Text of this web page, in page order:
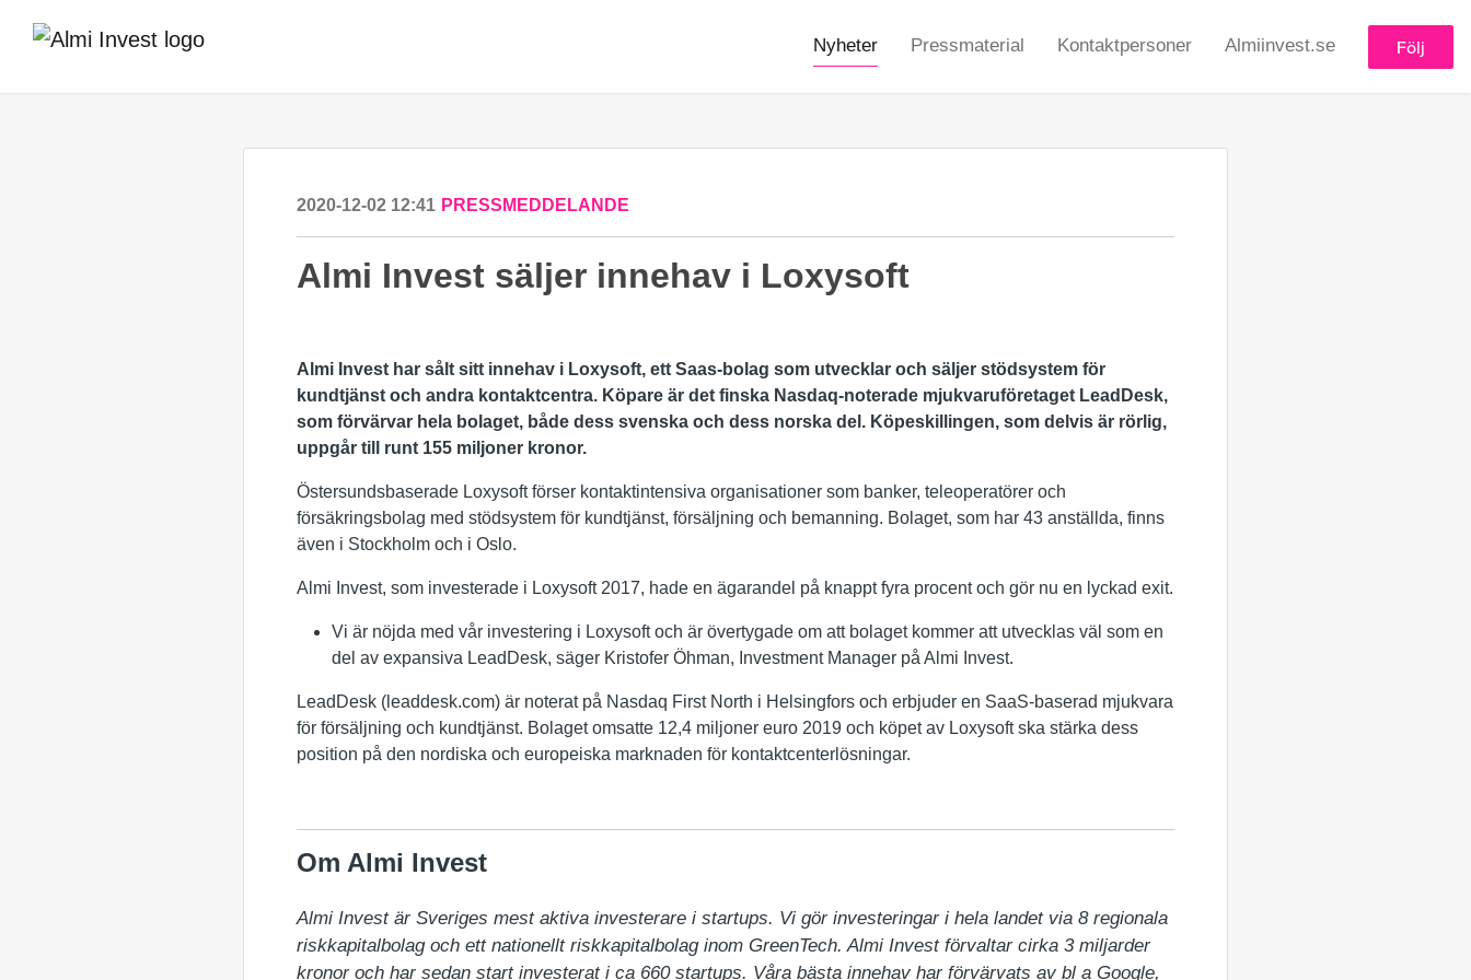
Nyheter Pressmaterial Kontaktpersoner Almiinvest.se Följ
2020-12-02 12:41 PRESSMEDDELANDE
Almi Invest säljer innehav i Loxysoft
Almi Invest har sålt sitt innehav i Loxysoft, ett Saas-bolag som utvecklar och säljer stödsystem för
kundtjänst och andra kontaktcentra. Köpare är det finska Nasdaq-noterade mjukvaruföretaget LeadDesk,
som förvärvar hela bolaget, både dess svenska och dess norska del. Köpeskillingen, som delvis är rörlig,
uppgår till runt 155 miljoner kronor.
Östersundsbaserade Loxysoft förser kontaktintensiva organisationer som banker, teleoperatörer och
försäkringsbolag med stödsystem för kundtjänst, försäljning och bemanning. Bolaget, som har 43 anställda, finns
även i Stockholm och i Oslo.
Almi Invest, som investerade i Loxysoft 2017, hade en ägarandel på knappt fyra procent och gör nu en lyckad exit.
Vi är nöjda med vår investering i Loxysoft och är övertygade om att bolaget kommer att utvecklas väl som en
del av expansiva LeadDesk, säger Kristofer Öhman, Investment Manager på Almi Invest.
LeadDesk (leaddesk.com) är noterat på Nasdaq First North i Helsingfors och erbjuder en SaaS-baserad mjukvara
för försäljning och kundtjänst. Bolaget omsatte 12,4 miljoner euro 2019 och köpet av Loxysoft ska stärka dess
position på den nordiska och europeiska marknaden för kontaktcenterlösningar.
Om Almi Invest
Almi Invest är Sveriges mest aktiva investerare i startups. Vi gör investeringar i hela landet via 8 regionala
riskkapitalbolag och ett nationellt riskkapitalbolag inom GreenTech. Almi Invest förvaltar cirka 3 miljarder
kronor och har sedan start investerat i ca 660 startups. Våra bästa innehav har förvärvats av bl a Google,